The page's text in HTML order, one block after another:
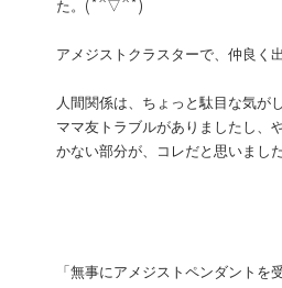
た。(*^▽^*)
アメジストクラスターで、仲良く
人間関係は、ちょっと駄目な気が
ママ友トラブルがありましたし、
かない部分が、コレだと思いました
「無事にアメジストペンダントを